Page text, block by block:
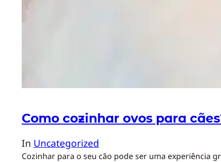
Como cozinhar ovos para
In Uncategorized
Cozinhar para o seu cão pode ser uma experiência